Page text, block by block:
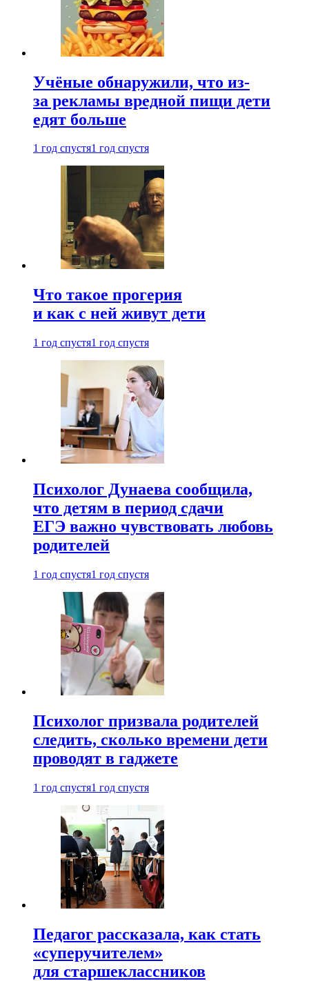
Учёные обнаружили, что из-
за рекламы вредной пищи дети
едят больше
1 год спустя1 год спустя
Что такое прогерия
и как с ней живут дети
1 год спустя1 год спустя
Психолог Дунаева сообщила,
что детям в период сдачи
ЕГЭ важно чувствовать любовь
родителей
1 год спустя1 год спустя
Психолог призвала родителей
следить, сколько времени дети
проводят в гаджете
1 год спустя1 год спустя
Педагог рассказала, как стать
«суперучителем»
для старшеклассников